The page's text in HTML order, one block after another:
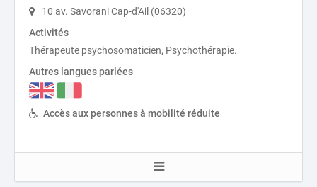
10 av. Savorani Cap-d'Ail (06320)
Activités
Thérapeute psychosomaticien, Psychothérapie.
Autres langues parlées
Accès aux personnes à mobilité réduite